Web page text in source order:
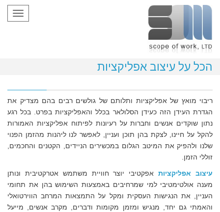
הכל על עיצוב אפליקציות
ריבוי מואץ של אפליקציות ותלותם של גולשים רבים בהם מצדיק את
הגדרת העידן הזה כעידן הסלולאר בכלל והאפליקציות בפרט. בכל רגע
נתון שוקדים אנשים וחברות על רעיונות לפיתוח אפליקציות האמורות
להקל על חיינו, לצקת בהן תוכן ועניין, לאפשר לנו ליהנות מהזמן הפנוי
שלנו ולהפיק את המיטב הגלום במכשירים הניידים, הקטנים והחכמים,
זוללי הזמן.
עיצוב אפליקציותאפקטיבי יוצר חוויית משתמש אטרקטיבית ונותן
מענה אולטימטיבי למי שמרחיבים באמצעות השימוש בהן את תחומי
העניין, את הנגישות העסקית ומקל על התמצאות המרחב הווירטואלי
והאמתי גם יחד, מנגיש ומזמן מקומות ודברים, מקרב אנשים, מייעל